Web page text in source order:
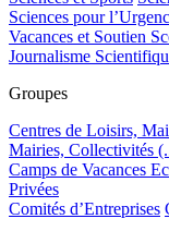
Sciences pour
Vacances et Soutien
Journalisme
Groupes
Centres de Loisirs,
Mairies, Collectivités
Camps de Vacances
Privées
Comités d’Entreprises